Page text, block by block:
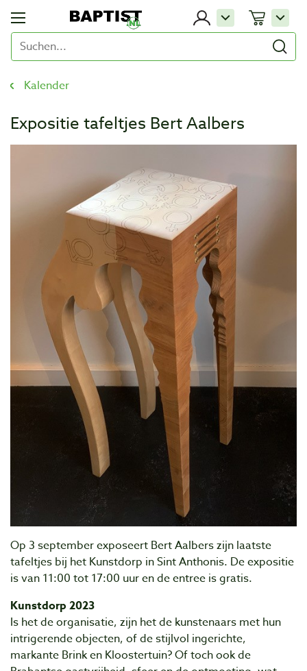
Kalender
Expositie tafeltjes Bert Aalbers
Op 3 september exposeert Bert Aalbers zijn laatste
tafeltjes bij het Kunstdorp in Sint Anthonis. De expositie
is van 11:00 tot 17:00 uur en de entree is gratis.
Kunstdorp 2023
Is het de organisatie, zijn het de kunstenaars met hun
intrigerende objecten, of de stijlvol ingerichte,
markante Brink en Kloostertuin? Of toch ook de